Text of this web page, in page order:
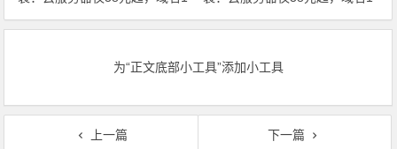
元注册，160款产品免费体验，
元注册，160款产品免费体验，
为“正文底部小工具”添加小工具
上一篇
下一篇